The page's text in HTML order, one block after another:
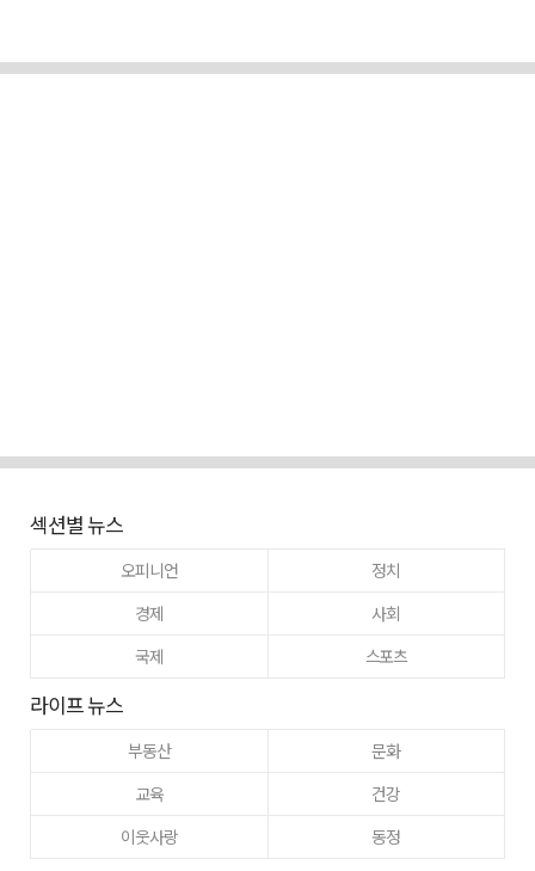
섹션별 뉴스
오피니언
정치
경제
사회
국제
스포츠
라이프 뉴스
부동산
문화
교육
건강
이웃사랑
동정